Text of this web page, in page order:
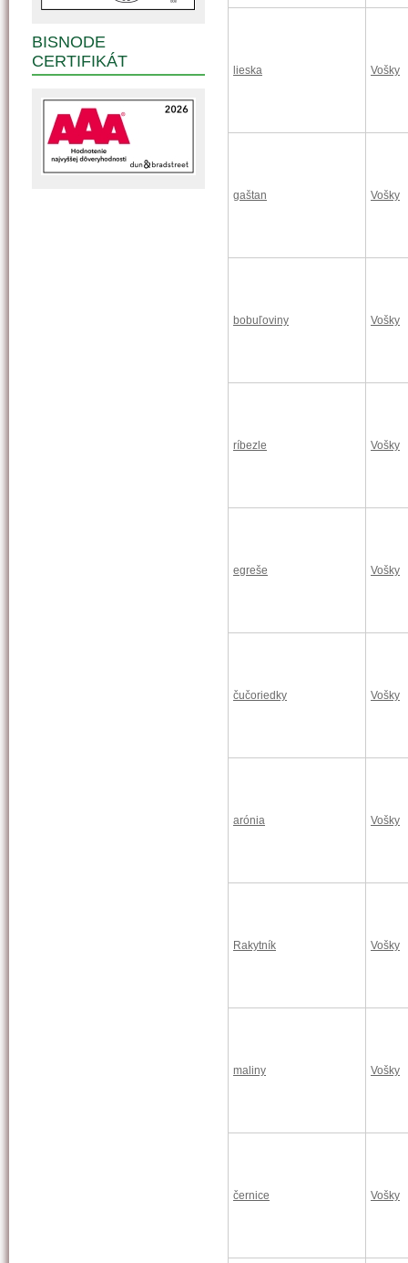
lieska Vošky
gaštan Vošky
bobuľoviny Vošky
ríbezle Vošky
egreše Vošky
čučoriedky Vošky
arónia Vošky
Rakytník Vošky
maliny Vošky
černice Vošky
BISNODE
CERTIFIKÁT